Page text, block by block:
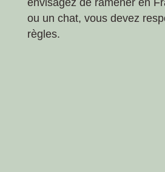
envisagez de ramener en
ou un chat, vous devez
règles.